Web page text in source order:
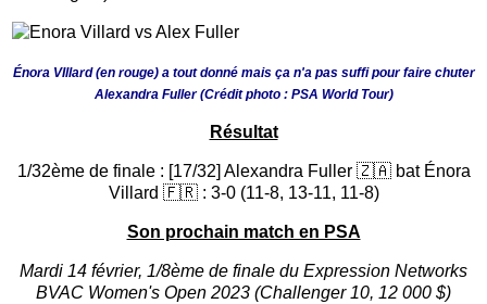
Énora VIllard (en rouge) a tout donné mais ça n'a pas suffi pour faire chuter
Alexandra Fuller (Crédit photo : PSA World Tour)
Résultat
1/32ème de finale : [17/32] Alexandra Fuller 🇿🇦 bat Énora
Villard 🇫🇷 : 3-0 (11-8, 13-11, 11-8)
Son prochain match en PSA
Mardi 14 février, 1/8ème de finale du Expression Networks
BVAC Women's Open 2023 (Challenger 10, 12 000 $)